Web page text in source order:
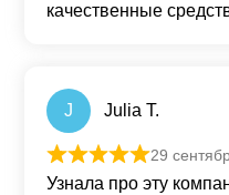
качественные
J Julia T.
Оценка
29
Узнала про эту